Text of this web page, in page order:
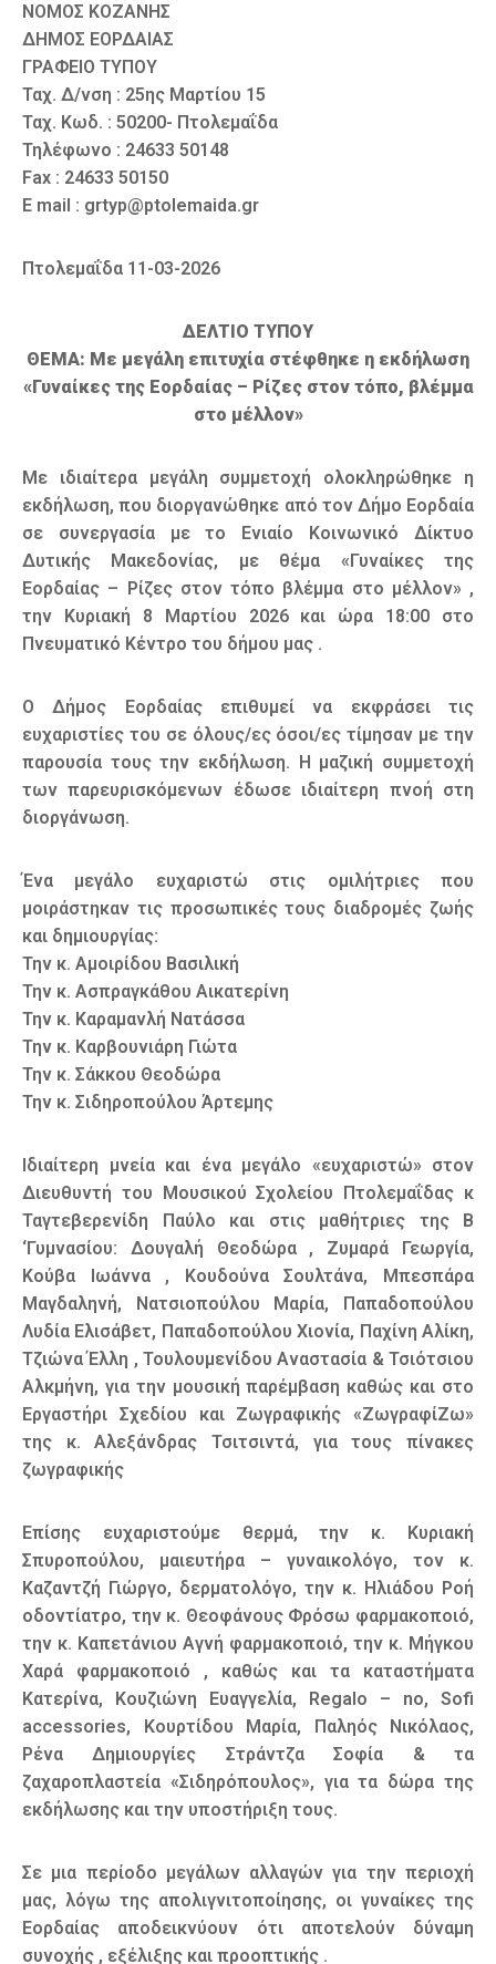
ΝΟΜΟΣ ΚΟΖΑΝΗΣ
ΔΗΜΟΣ ΕΟΡΔΑΙΑΣ
ΓΡΑΦΕΙΟ ΤΥΠΟΥ
Ταχ. Δ/νση : 25ης Μαρτίου 15
Ταχ. Κωδ. : 50200- Πτολεμαΐδα
Τηλέφωνο : 24633 50148
Fax : 24633 50150
E mail : grtyp@ptolemaida.gr
Πτολεμαΐδα 11-03-2026
ΔΕΛΤΙΟ ΤΥΠΟΥ
ΘΕΜΑ: Με μεγάλη επιτυχία στέφθηκε η εκδήλωση
«Γυναίκες της Εορδαίας – Ρίζες στον τόπο, βλέμμα
στο μέλλον»
Με ιδιαίτερα μεγάλη συμμετοχή ολοκληρώθηκε η
εκδήλωση, που διοργανώθηκε από τον Δήμο Εορδαία
σε συνεργασία με το Ενιαίο Κοινωνικό Δίκτυο
Δυτικής Μακεδονίας, με θέμα «Γυναίκες της
Εορδαίας – Ρίζες στον τόπο βλέμμα στο μέλλον» ,
την Κυριακή 8 Μαρτίου 2026 και ώρα 18:00 στο
Πνευματικό Κέντρο του δήμου μας .
Ο Δήμος Εορδαίας επιθυμεί να εκφράσει τις
ευχαριστίες του σε όλους/ες όσοι/ες τίμησαν με την
παρουσία τους την εκδήλωση. Η μαζική συμμετοχή
των παρευρισκόμενων έδωσε ιδιαίτερη πνοή στη
διοργάνωση.
Ένα μεγάλο ευχαριστώ στις ομιλήτριες που
μοιράστηκαν τις προσωπικές τους διαδρομές ζωής
και δημιουργίας:
Την κ. Αμοιρίδου Βασιλική
Την κ. Ασπραγκάθου Αικατερίνη
Την κ. Καραμανλή Νατάσσα
Την κ. Καρβουνιάρη Γιώτα
Την κ. Σάκκου Θεοδώρα
Την κ. Σιδηροπούλου Άρτεμης
Ιδιαίτερη μνεία και ένα μεγάλο «ευχαριστώ» στον
Διευθυντή του Μουσικού Σχολείου Πτολεμαΐδας κ
Ταγτεβερενίδη Παύλο και στις μαθήτριες της Β
‘Γυμνασίου: Δουγαλή Θεοδώρα , Ζυμαρά Γεωργία,
Κούβα Ιωάννα , Κουδούνα Σουλτάνα, Μπεσπάρα
Μαγδαληνή, Νατσιοπούλου Μαρία, Παπαδοπούλου
Λυδία Ελισάβετ, Παπαδοπούλου Χιονία, Παχίνη Αλίκη,
Τζιώνα Έλλη , Τουλουμενίδου Αναστασία & Τσιότσιου
Αλκμήνη, για την μουσική παρέμβαση καθώς και στο
Εργαστήρι Σχεδίου και Ζωγραφικής «ΖωγραφίΖω»
της κ. Αλεξάνδρας Τσιτσιντά, για τους πίνακες
ζωγραφικής
Επίσης ευχαριστούμε θερμά, την κ. Κυριακή
Σπυροπούλου, μαιευτήρα – γυναικολόγο, τον κ.
Καζαντζή Γιώργο, δερματολόγο, την κ. Ηλιάδου Ροή
οδοντίατρο, την κ. Θεοφάνους Φρόσω φαρμακοποιό,
την κ. Καπετάνιου Αγνή φαρμακοποιό, την κ. Μήγκου
Χαρά φαρμακοποιό , καθώς και τα καταστήματα
Κατερίνα, Κουζιώνη Ευαγγελία, Regalo – no, Sofi
accessories, Κουρτίδου Μαρία, Παληός Νικόλαος,
Ρένα Δημιουργίες Στράντζα Σοφία & τα
ζαχαροπλαστεία «Σιδηρόπουλος», για τα δώρα της
εκδήλωσης και την υποστήριξη τους.
Σε μια περίοδο μεγάλων αλλαγών για την περιοχή
μας, λόγω της απολιγνιτοποίησης, οι γυναίκες της
Εορδαίας αποδεικνύουν ότι αποτελούν δύναμη
συνοχής , εξέλιξης και προοπτικής .